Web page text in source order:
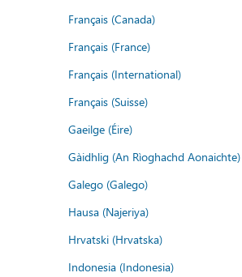
Français (Canada)
Français (France)
Français (International)
Français (Suisse)
Gaeilge (Éire)
Gàidhlig (An Rìoghachd Aonaichte)
Galego (Galego)
Hausa (Najeriya)
Hrvatski (Hrvatska)
Indonesia (Indonesia)